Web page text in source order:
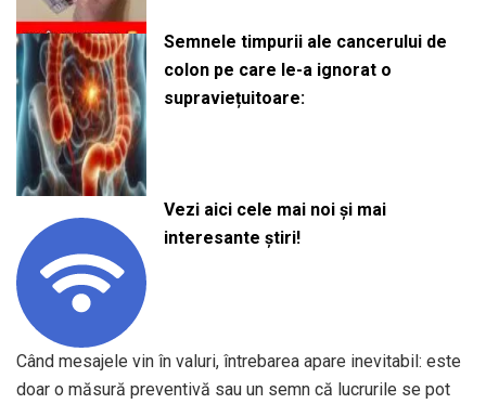
Semnele timpurii ale cancerului de
colon pe care le-a ignorat o
supraviețuitoare:
Vezi aici cele mai noi și mai
interesante știri!
Când mesajele vin în valuri, întrebarea apare inevitabil: este
doar o măsură preventivă sau un semn că lucrurile se pot